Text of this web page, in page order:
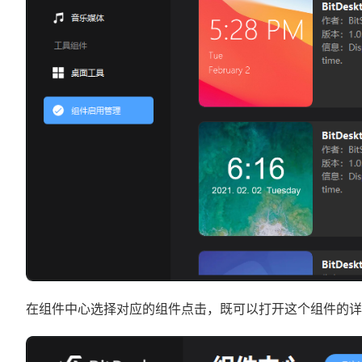
在组件中心选择对应的组件点击，既可以打开这个组件的